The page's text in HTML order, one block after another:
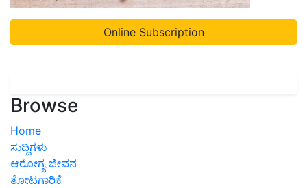
Online Subscription
Browse
Home
ಸುದ್ದಿಗಳು
ಆರೋಗ್ಯ ಜೀವನ
ತೋಟಗಾರಿಕೆ